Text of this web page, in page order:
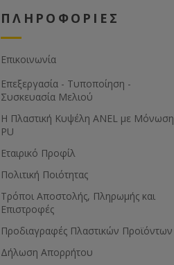
ΠΛΗΡΟΦΟΡΙΕΣ
Επικοινωνία
Επεξεργασία - Τυποποίηση -
Συσκευασία Μελιού
Η Πλαστική Κυψέλη ANEL με Μόνωση
PU
Εταιρικό Προφίλ
Πολιτική Ποιότητας
Τρόποι Αποστολής, Πληρωμής και
Επιστροφές
Προδιαγραφές Πλαστικών Προϊόντων
Δήλωση Απορρήτου